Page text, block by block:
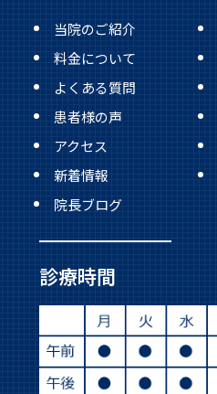
当院のご紹介
料金について
よくある質問
患者様の声
アクセス
新着情報
院長ブログ
診療時間